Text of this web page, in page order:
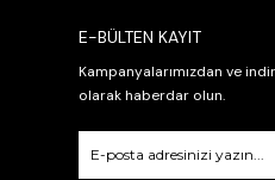
E-BÜLTEN KAYIT
Kampanyalarımızdan ve
olarak haberdar olun.